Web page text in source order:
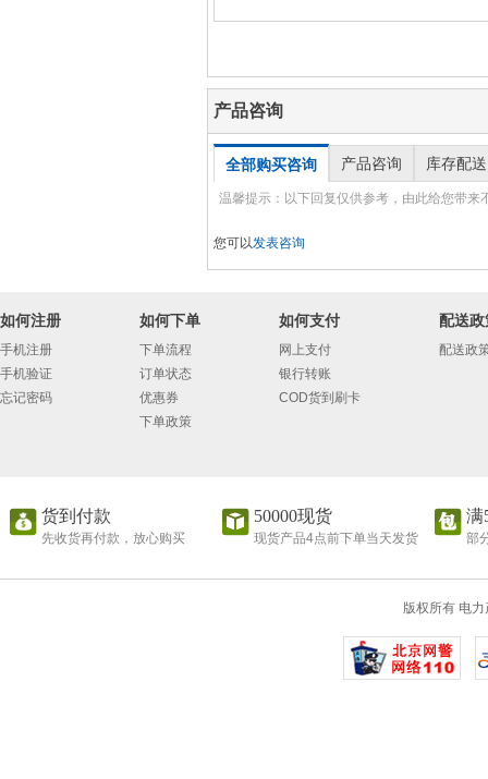
产品咨询
全部购买咨询 产品咨询 库存配送
温馨提示：以下回复仅供参考，由此给您带来
您可以发表咨询
如何注册
手机注册
手机验证
忘记密码
如何下单
下单流程
订单状态
优惠券
下单政策
如何支付
网上支付
银行转账
COD货到刷卡
配送政
配送政
货到付款
先收货再付款，放心购买
50000现货
现货产品4点前下单当天发货
满
部
版权所有 电